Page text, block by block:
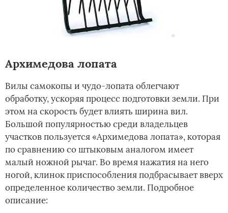
Архимедова лопата
Вилы самокопы и чудо-лопата облегчают
обработку, ускоряя процесс подготовки земли. При
этом на скорость будет влиять ширина вил.
Большой популярностью среди владельцев
участков пользуется «Архимедова лопата», которая
по сравнению со штыковым аналогом имеет
малый ножной рычаг. Во время нажатия на него
ногой, клинок приспособления подбрасывает вверх
определенное количество земли. Подробное
описание: